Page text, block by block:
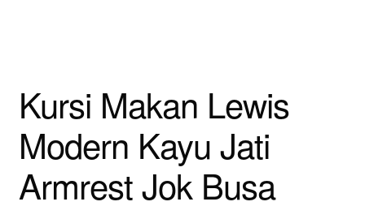
Kursi Makan Lewis
Modern Kayu Jati
Armrest Jok Busa